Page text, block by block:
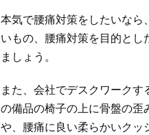
本気で腰痛対策をしたいなら
いもの、腰痛対策を目的とし
ましょう。
また、会社でデスクワーク
の備品の椅子の上に骨盤の歪
や、腰痛に良い柔らかいクッ